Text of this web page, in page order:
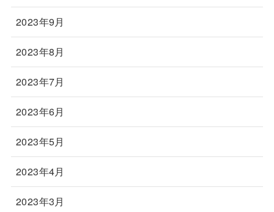
2023年9月
2023年8月
2023年7月
2023年6月
2023年5月
2023年4月
2023年3月